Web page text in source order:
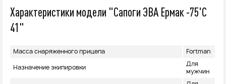
Характеристики модели "Сапоги ЭВА Ермак -75'C
41"
Масса снаряженного прицепа Fortman
Назначение экипировки
Для
мужчин